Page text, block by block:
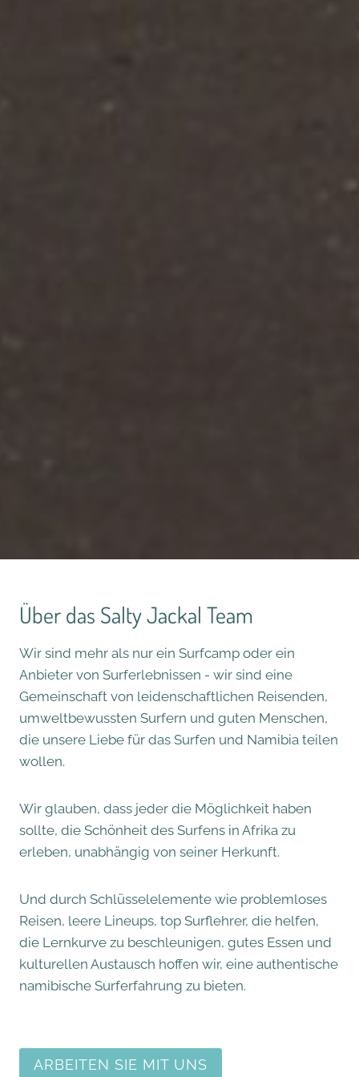
Über das Salty Jackal Team
Wir sind mehr als nur ein Surfcamp oder ein
Anbieter von Surferlebnissen - wir sind eine
Gemeinschaft von leidenschaftlichen Reisenden,
umweltbewussten Surfern und guten Menschen,
die unsere Liebe für das Surfen und Namibia teilen
wollen.
Wir glauben, dass jeder die Möglichkeit haben
sollte, die Schönheit des Surfens in Afrika zu
erleben, unabhängig von seiner Herkunft.
Und durch Schlüsselelemente wie problemloses
Reisen, leere Lineups, top Surflehrer, die helfen,
die Lernkurve zu beschleunigen, gutes Essen und
kulturellen Austausch hoffen wir, eine authentische
namibische Surferfahrung zu bieten.
ARBEITEN SIE MIT UNS